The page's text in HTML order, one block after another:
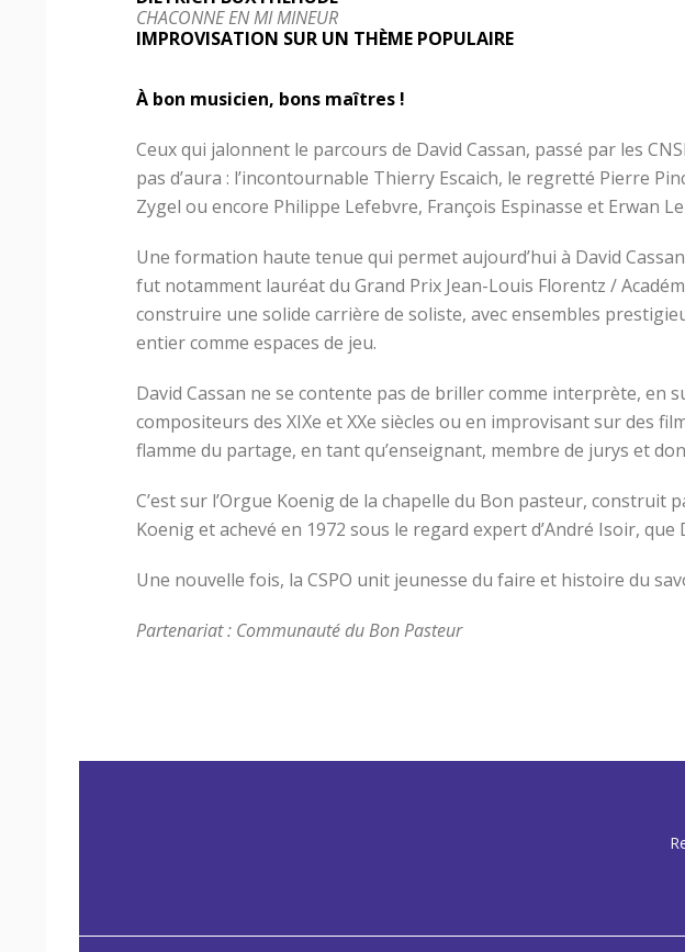
CHACONNE EN MI MINEUR
IMPROVISATION SUR UN THÈME POPULAIRE
À bon musicien, bons maîtres !
Ceux qui jalonnent le parcours de David Cassan, passé par les
pas d’aura : l’incontournable Thierry Escaich, le regretté Pierre
Zygel ou encore Philippe Lefebvre, François Espinasse et Erwan
Une formation haute tenue qui permet aujourd’hui à David
fut notamment lauréat du Grand Prix Jean-Louis Florentz /
construire une solide carrière de soliste, avec ensembles
entier comme espaces de jeu.
David Cassan ne se contente pas de briller comme interprète, en
compositeurs des XIXe et XXe siècles ou en improvisant sur des
flamme du partage, en tant qu’enseignant, membre de jurys et
C’est sur l’Orgue Koenig de la chapelle du Bon pasteur, construit
Koenig et achevé en 1972 sous le regard expert d’André Isoir,
Une nouvelle fois, la CSPO unit jeunesse du faire et histoire du
Partenariat : Communauté du Bon Pasteur